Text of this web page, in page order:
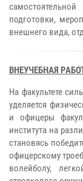
подготовки,
внешнего вида,
ВНЕУЧЕБНАЯ
На факультете
уделяется
и офицеры
института на
становясь
офицерскому
волейболу,